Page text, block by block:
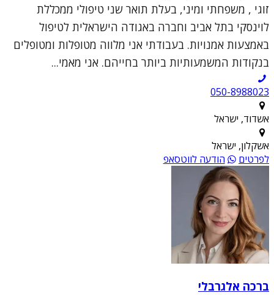
זוגי , משפחתי ומיני, בעלת תואר שני טיפולי ממכללת
לוינסקי בתל אביב וחברה באגודה הישראלית לטיפול
באמצעות אמנויות. בעבודתי אני מלווה מטופלות ומטופלים
בנקודות המשמעותיות ביותר בחייהם. אני מאמי...
050-8988023
אשדוד, ישראל
אשקלון, ישראל
לפרטים
הודעה לווטסאפ
ברכה אלגרבלי